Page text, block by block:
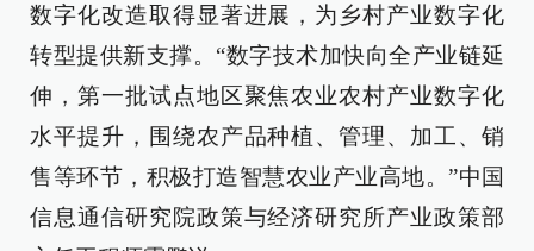
数字化改造取得显著进展，为乡村产业数字化
转型提供新支撑。“数字技术加快向全产业链延
伸，第一批试点地区聚焦农业农村产业数字化
水平提升，围绕农产品种植、管理、加工、销
售等环节，积极打造智慧农业产业高地。”中国
信息通信研究院政策与经济研究所产业政策部